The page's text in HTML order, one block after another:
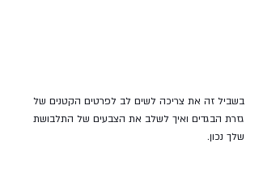
בשביל זה את צריכה לשים לב לפרטים הקטנים של
גזרת הבגדים ואיך לשלב את הצבעים של התלבושת
שלך נכון.